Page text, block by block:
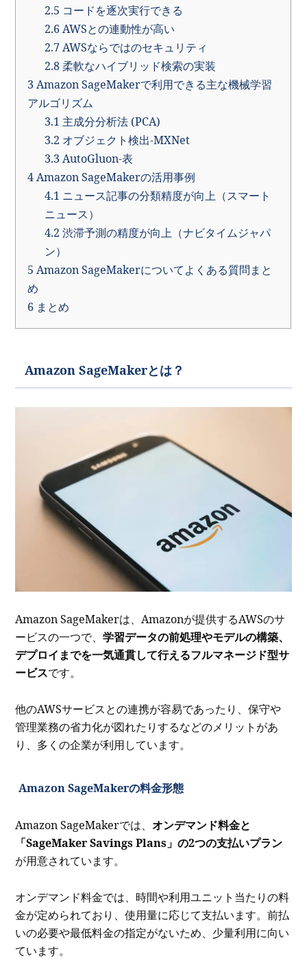
2.5 コードを逐次実行できる
2.6AWSとの連動性が高い
2.7AWSならではのセキュリティ
2.8柔軟なハイブリッド検索の実装
3 Amazon SageMakerで利用できる主な機械学習
アルゴリズム
3.1 主成分分析法 (PCA)
3.2 オブジェクト検出-MXNet
3.3 AutoGluon-表
4Amazon SageMakerの活用事例
4.1 ニュース記事の分類精度が向上（スマート
ニュース）
4.2 渋滞予測の精度が向上（ナビタイムジャパ
ン）
5 Amazon SageMakerについてよくある質問まと
め
6 まとめ
Amazon SageMakerとは？
Amazon SageMakerは、Amazonが提供するAWSのサ
ービスの一つで、学習データの前処理やモデルの構築、
デプロイまでを一気通貫して行えるフルマネージド型サ
ービスです。
他のAWSサービスとの連携が容易であったり、保守や
管理業務の省力化が図れたりするなどのメリットがあ
り、多くの企業が利用しています。
Amazon SageMakerの料金形態
Amazon SageMakerでは、 オンデマンド料金と
「SageMaker Savings Plans」の2つの支払いプラン
が用意されています。
オンデマンド料金では、時間や利用ユニット当たりの料
金が定められており、使用量に応じて支払います。前払
いの必要や最低料金の指定がないため、少量利用に向い
ています。